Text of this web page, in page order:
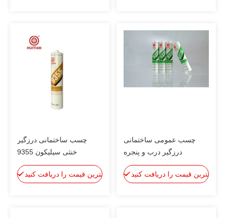
چسب عمومی ساختمانی
درزگیر درب و پنجره
سیلیکون چسب پلی اورتان
بهترین قیمت را دریافت کنید
چسب ساختمانی درزگیر
خنثی سیلیکون 9355
بهترین قیمت را دریافت کنید